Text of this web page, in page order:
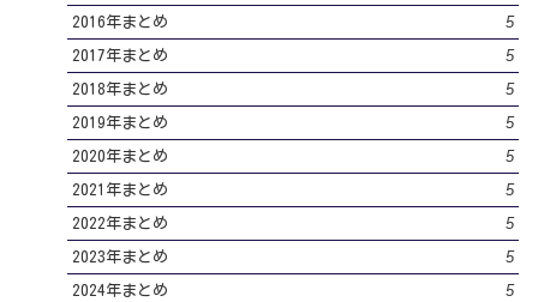
2016年まとめ 5
2017年まとめ 5
2018年まとめ 5
2019年まとめ 5
2020年まとめ 5
2021年まとめ 5
2022年まとめ 5
2023年まとめ 5
2024年まとめ 5